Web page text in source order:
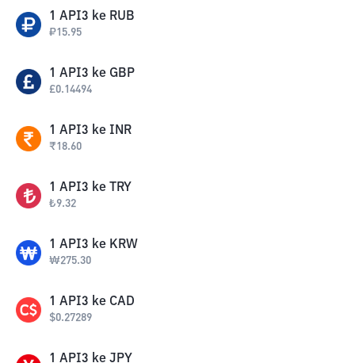
1 API3 ke RUB
₽15.95
1 API3 ke GBP
£0.14494
1 API3 ke INR
₹18.60
1 API3 ke TRY
₺9.32
1 API3 ke KRW
₩275.30
1 API3 ke CAD
$0.27289
1 API3 ke JPY